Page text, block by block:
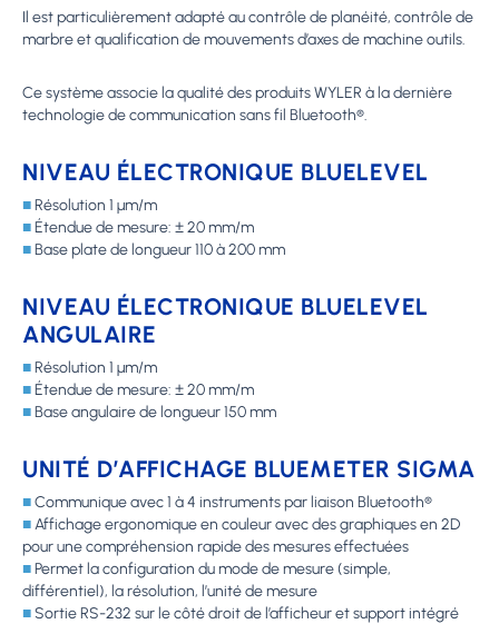
Il est particulièrement adapté au contrôle de planéité, contrôle de
marbre et qualification de mouvements d’axes de machine outils.
Ce système associe la qualité des produits WYLER à la dernière
technologie de communication sans fil Bluetooth®.
NIVEAU ÉLECTRONIQUE BLUELEVEL
■Résolution 1 µm/m
■Étendue de mesure: ± 20 mm/m
■Base plate de longueur 110 à 200 mm
NIVEAU ÉLECTRONIQUE BLUELEVEL
ANGULAIRE
■Résolution 1 µm/m
■Étendue de mesure: ± 20 mm/m
■Base angulaire de longueur 150 mm
UNITÉ D’AFFICHAGE BLUEMETER SIGMA
■Communique avec 1 à 4 instruments par liaison Bluetooth®
■Affichage ergonomique en couleur avec des graphiques en 2D
pour une compréhension rapide des mesures effectuées
■Permet la configuration du mode de mesure (simple,
différentiel), la résolution, l’unité de mesure
■Sortie RS-232 sur le côté droit de l’afficheur et support intégré